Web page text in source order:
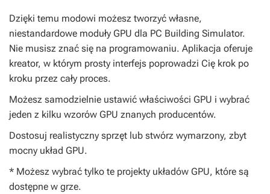
Dzięki temu modowi możesz tworzyć własne,
niestandardowe moduły GPU dla PC Building Simulator.
Nie musisz znać się na programowaniu. Aplikacja oferuje
kreator, w którym prosty interfejs poprowadzi Cię krok po
kroku przez cały proces.
Możesz samodzielnie ustawić właściwości GPU i wybrać
jeden z kilku wzorów GPU znanych producentów.
Dostosuj realistyczny sprzęt lub stwórz wymarzony, zbyt
mocny układ GPU.
* Możesz wybrać tylko te projekty układów GPU, które są
dostępne w grze.